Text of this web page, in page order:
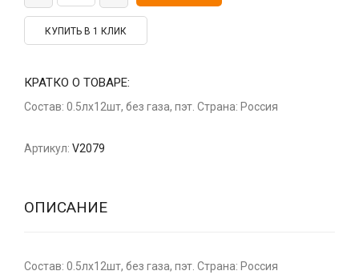
КУПИТЬ В 1 КЛИК
КРАТКО О ТОВАРЕ:
Состав: 0.5лх12шт, без газа, пэт. Страна: Россия
Артикул: V2079
ОПИСАНИЕ
Состав: 0.5лх12шт, без газа, пэт. Страна: Россия